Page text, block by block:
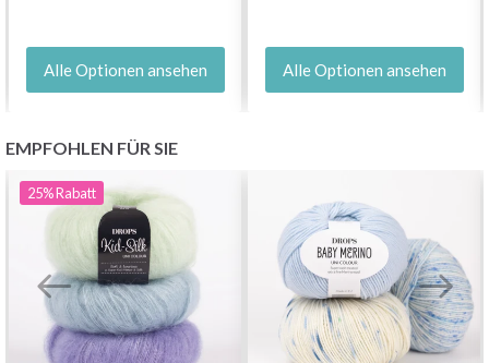
Alle Optionen ansehen Alle Optionen ansehen
EMPFOHLEN FÜR SIE
25%Rabatt